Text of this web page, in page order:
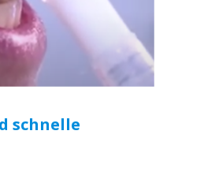
schnelle